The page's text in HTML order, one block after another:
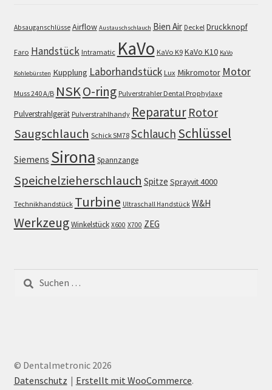
Absauganschlüsse Airflow Austauschschlauch Bien Air Deckel Druckknopf
Faro Handstück Intramatic KaVo KaVo K9 KaVo K10 KaVo
Kohlebürsten Kupplung Laborhandstück Lux Mikromotor Motor
Muss 240 A/B NSKO-ring Pulverstrahler Dental Prophylaxe
Pulverstrahlgerät Pulverstrahlhandy Reparatur Rotor
Saugschlauch Schick SM78 Schlauch Schlüssel
Siemens Sirona Spannzange
Speichelzieherschlauch Spitze Sprayvit 4000
Technikhandstück Turbine Ultraschall Handstück W&H
WerkzeugWinkelstück X600 X700 ZEG
nach:
© Dentalmetronic 2026
Datenschutz
Erstellt mit WooCommerce.